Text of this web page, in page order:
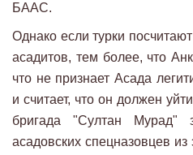
БААС.
Однако если турки
асадитов, тем более, что
что не признает Асада
и считает, что он должен
бригада "Султан Мурад"
асадовских спецназовцев